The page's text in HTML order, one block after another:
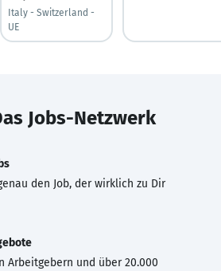
Italy - Switzerland -
UE
Jobs-Netzwerk
den Job, der wirklich zu Dir
Arbeitgebern und über 20.000